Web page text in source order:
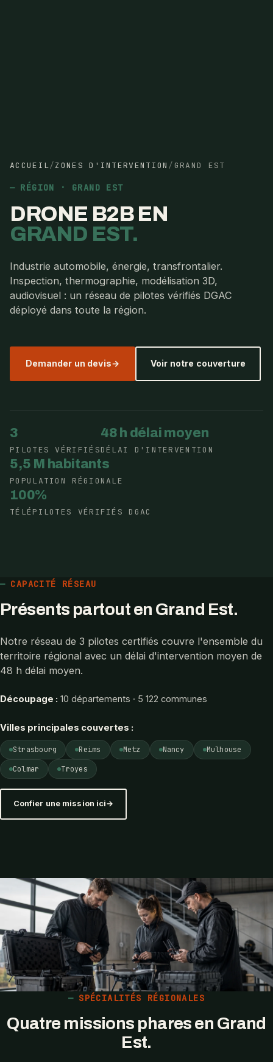
ACCUEIL/ZONES D'INTERVENTION / GRAND EST
RÉGION · GRAND EST
DRONE B2B EN
GRAND EST.
Industrie automobile, énergie, transfrontalier.
Inspection, thermographie, modélisation 3D,
audiovisuel : un réseau de pilotes vérifiés DGAC
déployé dans toute la région.
Demander un devis Voir notre couverture
3
PILOTES VÉRIFIÉS
48 h délai moyen
DÉLAI D'INTERVENTION
5,5 M habitants
POPULATION RÉGIONALE
100%
TÉLÉPILOTES VÉRIFIÉS DGAC
CAPACITÉ RÉSEAU
Présents partout en Grand Est.
Notre réseau de 3 pilotes certifiés couvre l'ensemble du
territoire régional avec un délai d'intervention moyen de
48 h délai moyen.
Découpage : 10 départements · 5 122 communes
Villes principales couvertes :
Strasbourg Reims Metz Nancy
Mulhouse
Colmar
Troyes
Confier une mission ici
SPÉCIALITÉS RÉGIONALES
Quatre missions phares en Grand
Est.